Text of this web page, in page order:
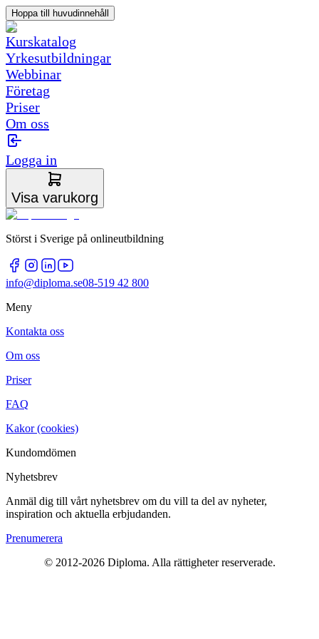
Hoppa till huvudinnehåll
Kurskatalog
Yrkesutbildningar
Webbinar
Företag
Priser
Om oss
Logga in
Visa varukorg
Störst i Sverige på onlineutbildning
info@diploma.se08-519 42 800
Meny
Kontakta oss
Om oss
Priser
FAQ
Kakor (cookies)
Kundomdömen
Nyhetsbrev
Anmäl dig till vårt nyhetsbrev om du vill ta del av nyheter,
inspiration och aktuella erbjudanden.
Prenumerera
© 2012-2026 Diploma. Alla rättigheter reserverade.